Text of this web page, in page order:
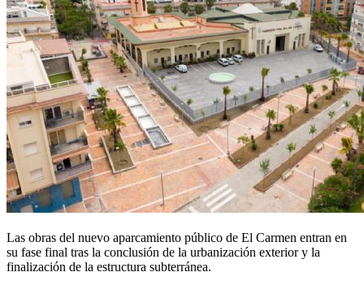
Las obras del nuevo aparcamiento público de El Carmen entran en
su fase final tras la conclusión de la urbanización exterior y la
finalización de la estructura subterránea.